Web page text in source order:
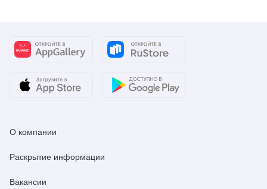
О компании
Раскрытие информации
Вакансии